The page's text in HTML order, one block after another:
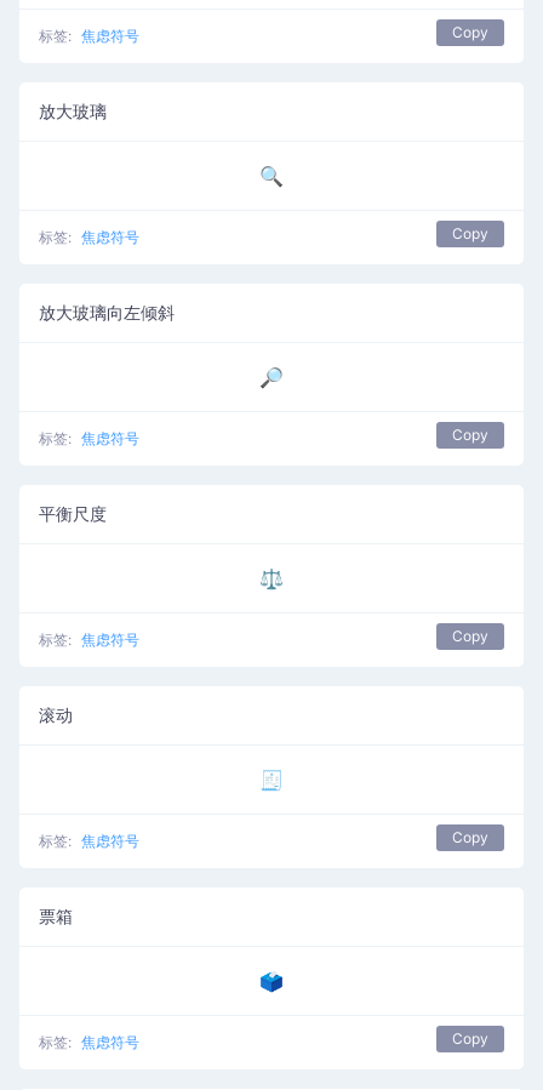
标签: 焦虑符号 Copy
放大玻璃
🔍
标签: 焦虑符号 Copy
放大玻璃向左倾斜
🔎
标签: 焦虑符号 Copy
平衡尺度
⚖️
标签: 焦虑符号 Copy
滚动
🧾
标签: 焦虑符号 Copy
票箱
🗳️
标签: 焦虑符号 Copy